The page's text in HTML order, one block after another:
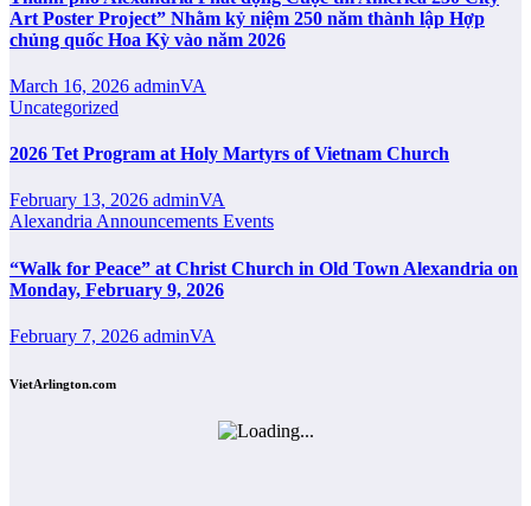
Art Poster Project” Nhằm kỷ niệm 250 năm thành lập Hợp
chủng quốc Hoa Kỳ vào năm 2026
March 16, 2026 adminVA
Uncategorized
2026 Tet Program at Holy Martyrs of Vietnam Church
February 13, 2026 adminVA
Alexandria Announcements Events
“Walk for Peace” at Christ Church in Old Town Alexandria on
Monday, February 9, 2026
February 7, 2026 adminVA
VietArlington.com